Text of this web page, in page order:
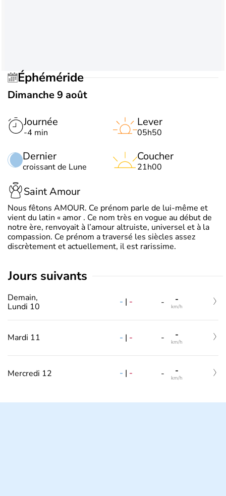
Éphéméride
Dimanche 9 août
Journée
-4 min
Dernier
croissant de Lune
Lever
05h50
Coucher
21h00
Saint Amour
Nous fêtons AMOUR. Ce prénom parle de lui-même et
vient du latin « amor . Ce nom très en vogue au début de
notre ère, renvoyait à l’amour altruiste, universel et à la
compassion. Ce prénom a traversé les siècles assez
discrètement et actuellement, il est rarissime.
jours suivants
Demain,
Lundi 10
- | - - -
km/h
Mardi 11 - | - - -
km/h
Mercredi 12 - | - - -
km/h